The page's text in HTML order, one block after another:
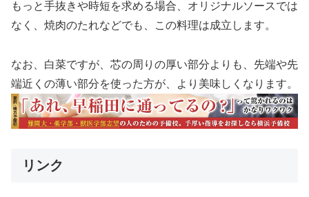
もっと手抜きや時短を求める場合、オリジナルソースでは
なく、焼肉のたれなどでも、この料理は成立します。
なお、白菜ですが、芯の周りの厚い部分よりも、先端や先
端近くの薄い部分を使った方が、より美味しくなります。
リンク